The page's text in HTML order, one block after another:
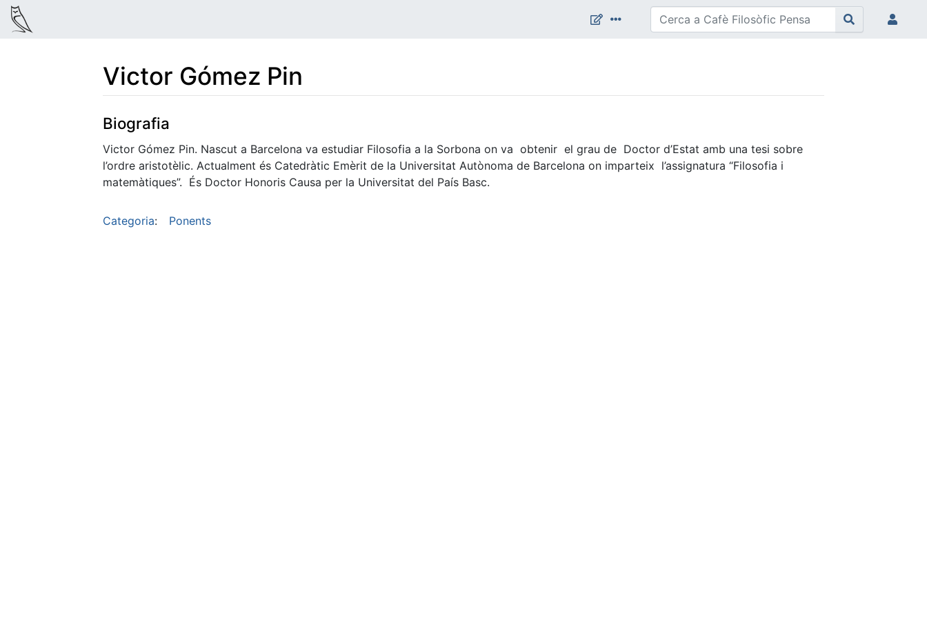
Victor Gómez Pin
Salta a: navegació
Biografia
Victor Gómez Pin. Nascut a Barcelona va estudiar Filosofia a la Sorbona on va obtenir el grau de Doctor d’Estat amb una tesi sobre
l’ordre aristotèlic. Actualment és Catedràtic Emèrit de la Universitat Autònoma de Barcelona on imparteix l’assignatura “Filosofia i
matemàtiques”. És Doctor Honoris Causa per la Universitat del País Basc.
Categoria: Ponents